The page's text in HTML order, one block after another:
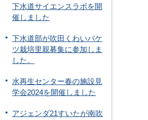
下水道サイエンスラボを開
催しました
下水道部が吹田くわいバケ
ツ栽培里親募集に参加しま
した。
水再生センター春の施設見
学会2024を開催しました
アジェンダ21すいたが南吹